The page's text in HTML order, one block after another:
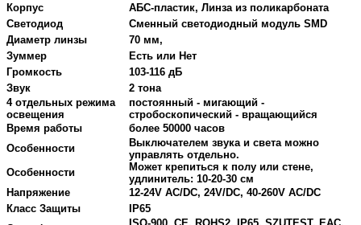
Корпус
АБС-пластик, Линза из поликарбоната
Светодиод
Сменный светодиодный модуль SMD
Диаметр линзы
70 мм,
Зуммер
Есть или Нет
Громкость
103-116 дБ
Звук
2 тона
4 отдельных режима
освещения
постоянный - мигающий -
стробоскопический - вращающийся
Время работы
более 50000 часов
Особенности
Выключателем звука и света можно
управлять отдельно.
Особенности
Может крепиться к полу или стене,
удлинитель: 10-20-30 см
Напряжение
12-24V AC/DC, 24V/DC, 40-260V AC/DC
Класс Защиты
IP65